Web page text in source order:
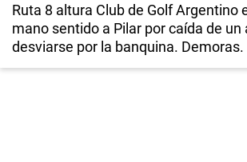
Ruta 8 altura Club de Golf Argentino
mano sentido a Pilar por caída de un
desviarse por la banquina. Demoras.